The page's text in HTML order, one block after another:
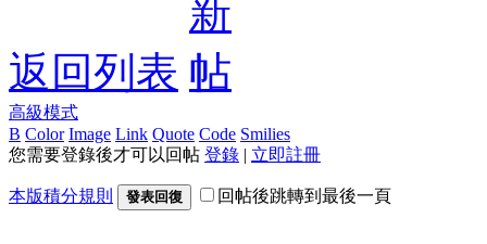
返回列表
高級模式
B Color Image Link Quote Code Smilies
您需要登錄後才可以回帖 登錄 | 立即註冊
本版積分規則 發表回復 回帖後跳轉到最後一頁